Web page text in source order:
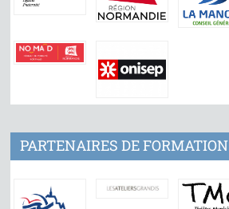
PARTENAIRES DE FORMATION